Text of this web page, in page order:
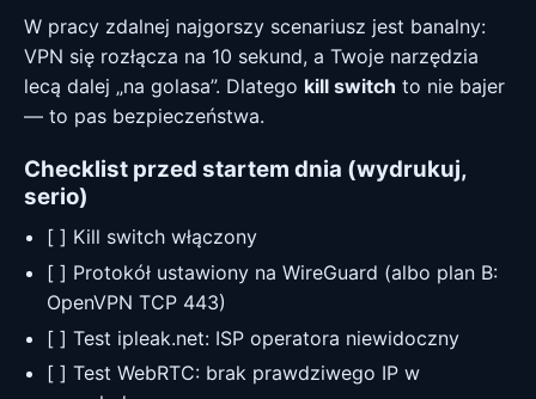
W pracy zdalnej najgorszy scenariusz jest banalny:
VPN się rozłącza na 10 sekund, a Twoje narzędzia
lecą dalej „na golasa”. Dlatego kill switch to nie bajer
— to pas bezpieczeństwa.
Checklist przed startem dnia (wydrukuj,
serio)
[ ] Kill switch włączony
[ ] Protokół ustawiony na WireGuard (albo plan B:
OpenVPN TCP 443)
[ ] Test ipleak.net: ISP operatora niewidoczny
[ ] Test WebRTC: brak prawdziwego IP w